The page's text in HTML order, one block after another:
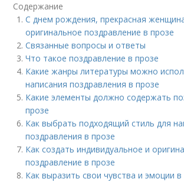
Содержание
С днем рождения, прекрасная
оригинальное поздравление в прозе
Связанные вопросы и ответы
Что такое поздравление в прозе
Какие жанры литературы можно
написания поздравления в прозе
Какие элементы должно содержать
прозе
Как выбрать подходящий стиль для
поздравления в прозе
Как создать индивидуальное и
поздравление в прозе
Как выразить свои чувства и эмоции